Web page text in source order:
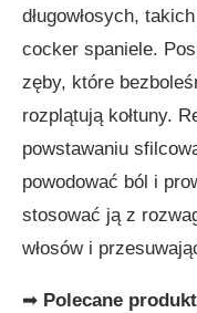
długowłosych,
cocker spaniele.
zęby, które
rozplątują kołtuny.
powstawaniu
powodować ból i
stosować ją z
włosów i
➡ Polecane